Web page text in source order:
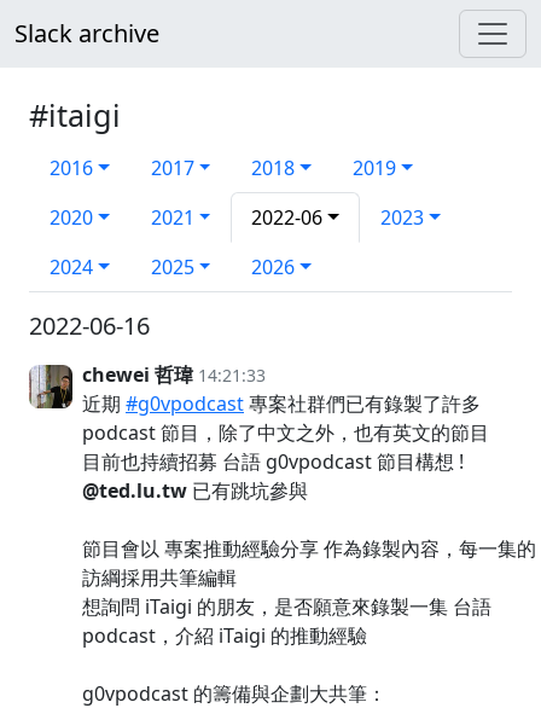
Slack archive
#itaigi
2016 2017 2018
2019
2020
2021 2022-06
2023
2024
2025 2026
2022-06-16
chewei 哲瑋 14:21:33
近期 #g0vpodcast專案社群們已有錄製了許多
podcast 節目，除了中文之外，也有英文的節目
目前也持續招募 台語 g0vpodcast 節目構想 !
@ted.lu.tw 已有跳坑參與
節目會以 專案推動經驗分享 作為錄製內容，每一集的
訪綱採用共筆編輯
想詢問 iTaigi 的朋友，是否願意來錄製一集 台語
podcast，介紹 iTaigi 的推動經驗
g0vpodcast 的籌備與企劃大共筆：